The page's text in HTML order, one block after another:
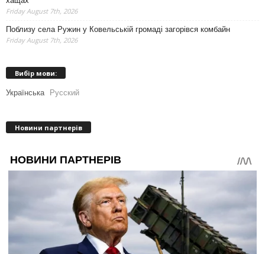
Friday August 7th, 2026
Поблизу села Ружин у Ковельській громаді загорівся комбайн
Friday August 7th, 2026
Вибір мови:
Українська Русский
Новини партнерів